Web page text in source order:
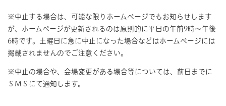
※中止する場合は、可能な限りホームページでもお知らせします
が、ホームページが更新されるのは原則的に平日の午前9時～午後
6時です。土曜日に急に中止になった場合などはホームページには
掲載されませんのでご注意ください。
※中止の場合や、会場変更がある場合等については、前日までに
ＳＭＳにて通知します。